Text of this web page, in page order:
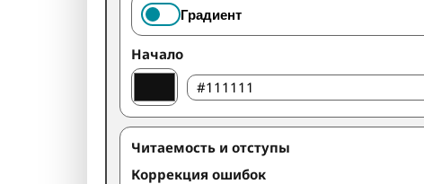
Градиент
Начало
Читаемость и отступы
Коррекция ошибок